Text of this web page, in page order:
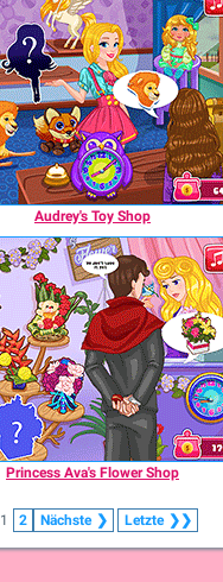
Audrey's Toy Shop
Princess Ava's Flower Shop
1 2 Nächste ❯ Letzte ❯❯